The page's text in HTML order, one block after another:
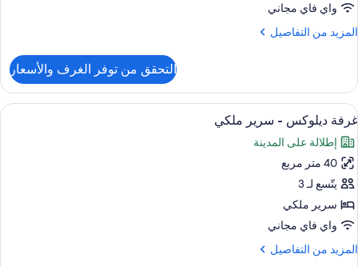
King
Room
واي فاي مجاني
المزيد من التفاصيل
المزيد
Accessible
King
Room
التحقق من توفر الغرف والأسعار
استعراض
جميع
صور
غرفة
ديلوكس
-
سرير
ملكي
أغطية فراش متميزة وميني بار وخزنة
5
غرفة ديلوكس - سرير ملكي
إطلالة على المدينة
40 متر مربع
يتّسع لـ 3
سرير ملكي
واي فاي مجاني
المزيد من التفاصيل
المزيد